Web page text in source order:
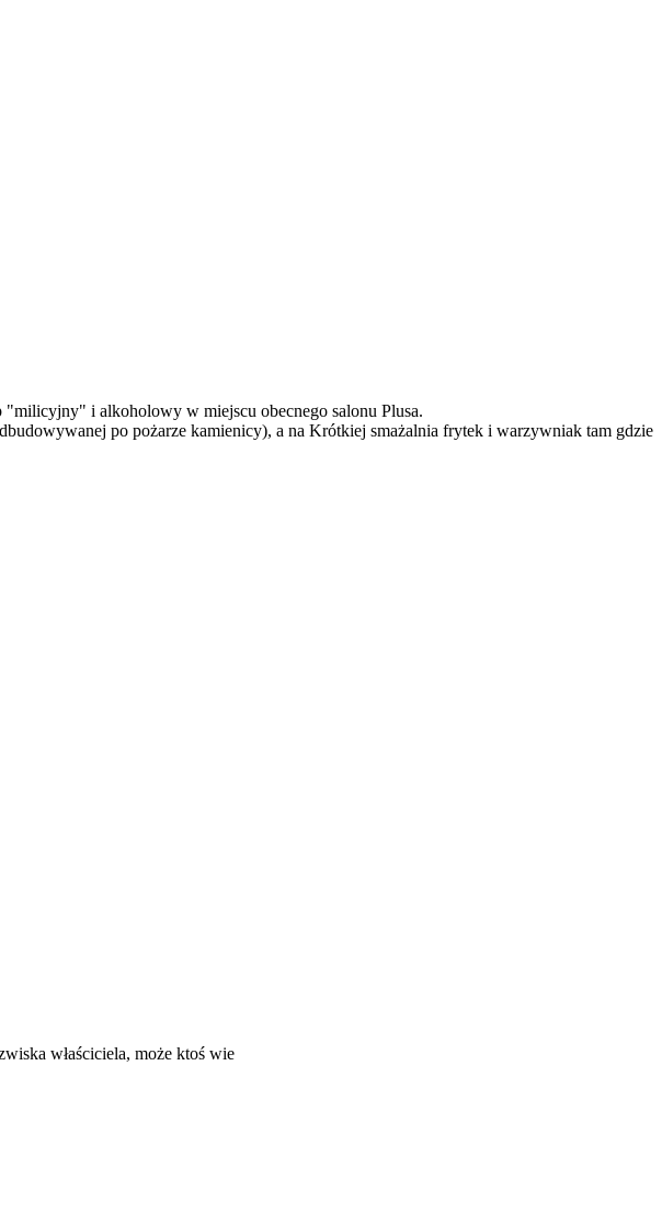
i alkoholowy w miejscu obecnego salonu Plusa.
po pożarze kamienicy), a na Krótkiej smażalnia frytek i warzywniak tam gdzie
właściciela, może ktoś wie